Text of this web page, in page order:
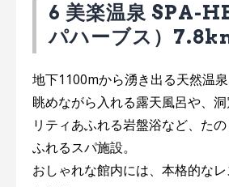
6 美楽温泉 SPA-
パハーブス）
地下1100mから湧き出る天然温
眺めながら入れる露天風呂や、
リティあふれる岩盤浴など、た
ふれるスパ施設。
おしゃれな館内には、本格的な